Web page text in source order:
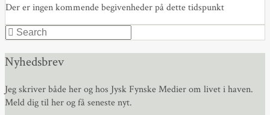
Der er ingen kommende begivenheder på dette tidspunkt
Nyhedsbrev
Jeg skriver både her og hos Jysk Fynske Medier om livet i haven.
Meld dig til her og få seneste nyt.